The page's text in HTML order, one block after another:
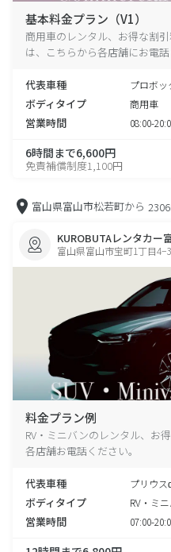
基本料金プラン（V1）
商用車のレンタル、お得な割
は、こちらから各店舗にお電話
代表車種 プロボッ
ボディタイプ 商用車
営業時間 08:00-
6時間まで6,600円
免責補償制度1,100円
富山県富山市松若町から
KUROBUTAレンタカ
富山県富山市宝町1丁目4−3
料金プラン例
RV・ミニバンのレンタル、お
各店舗お電話ください。
代表車種 プリウス
ボディタイプ RV・ミ
営業時間 07:00-